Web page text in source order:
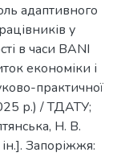
адаптивного
у
в часи BANI
економіки і
практичної
р.) / ТДАТУ;
Н. В.
Запоріжжя: